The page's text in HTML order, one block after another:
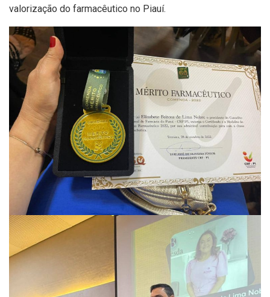
valorização do farmacêutico no Piauí.